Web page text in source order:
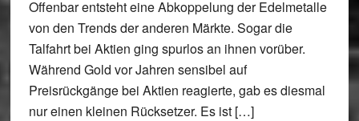
Offenbar entsteht eine Abkoppelung der Edelmetalle
von den Trends der anderen Märkte. Sogar die
Talfahrt bei Aktien ging spurlos an ihnen vorüber.
Während Gold vor Jahren sensibel auf
Preisrückgänge bei Aktien reagierte, gab es diesmal
nur einen kleinen Rücksetzer. Es ist […]